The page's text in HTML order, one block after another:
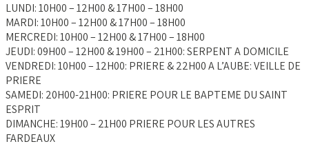
LUNDI: 10H00 – 12H00 & 17H00 – 18H00
MARDI: 10H00 – 12H00 & 17H00 – 18H00
MERCREDI: 10H00 – 12H00 & 17H00 – 18H00
JEUDI: 09H00 – 12H00 & 19H00 – 21H00: SERPENT A DOMICILE
VENDREDI: 10H00 – 12H00: PRIERE & 22H00 A L’AUBE: VEILLE DE
PRIERE
SAMEDI: 20H00-21H00: PRIERE POUR LE BAPTEME DU SAINT
ESPRIT
DIMANCHE: 19H00 – 21H00 PRIERE POUR LES AUTRES
FARDEAUX